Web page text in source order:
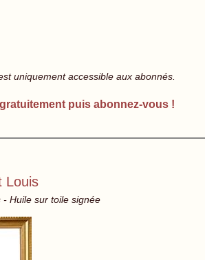
uniquement accessible aux abonnés.
puis abonnez-vous !
Louis
Huile sur toile signée